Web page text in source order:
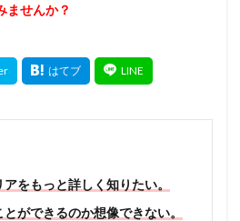
ませんか？
をもっと詳しく知りたい。
ができるのか想像できない。